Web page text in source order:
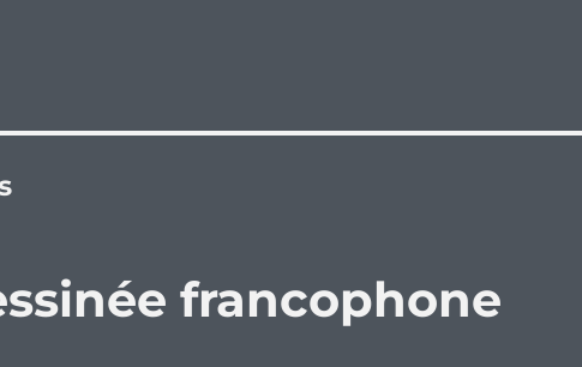
francophone